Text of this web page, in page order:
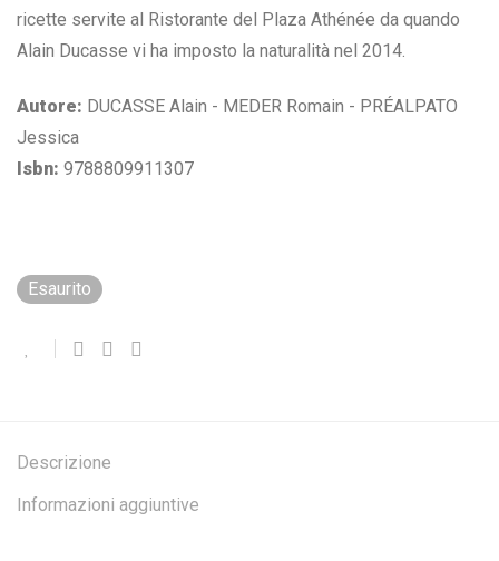
ricette servite al Ristorante del Plaza Athénée da quando
Alain Ducasse vi ha imposto la naturalità nel 2014.
Autore: DUCASSE Alain - MEDER Romain - PRÉALPATO
Jessica
Isbn: 9788809911307
Esaurito
Descrizione
Informazioni aggiuntive